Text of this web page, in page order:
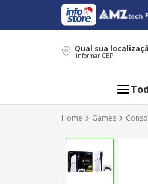
Qual sua
informar CEP
Games